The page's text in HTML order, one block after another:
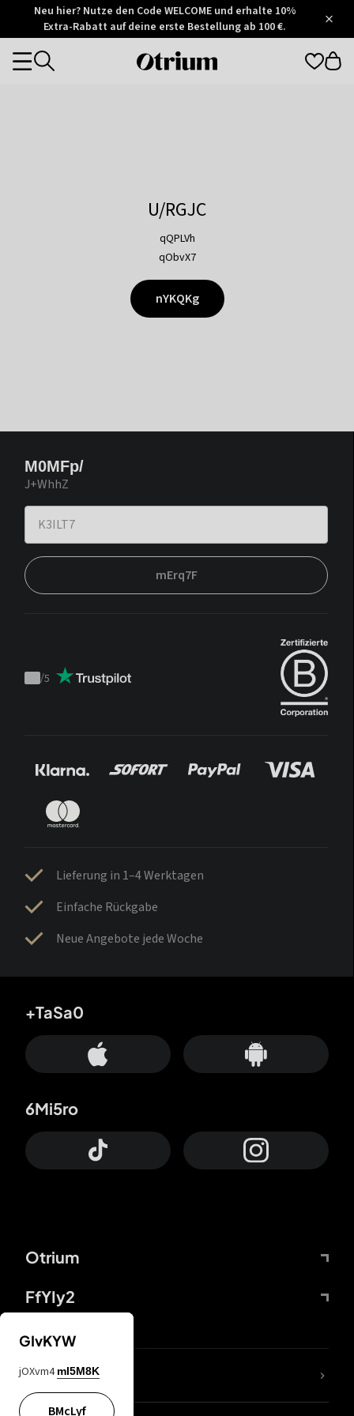
Otrium
Trustpilot
Neu hier? Nutze den Code WELCOME und erhalte 10%
Extra-Rabatt auf deine erste Bestellung ab 100 €.
Otrium
Categories
U/RGJC
qQPLVh
qObvX7
nYKQKg
M0MFp/
J+WhhZ
mErq7F
Trustpilot
/5
Lieferung in 1–4 Werktagen
Einfache Rückgabe
Neue Angebote jede Woche
Otrium
FfYIy2
+TaSa0
6Mi5ro
DDcvSo
GIvKYW
jOXvm4 mI5M8K
BMcLyf